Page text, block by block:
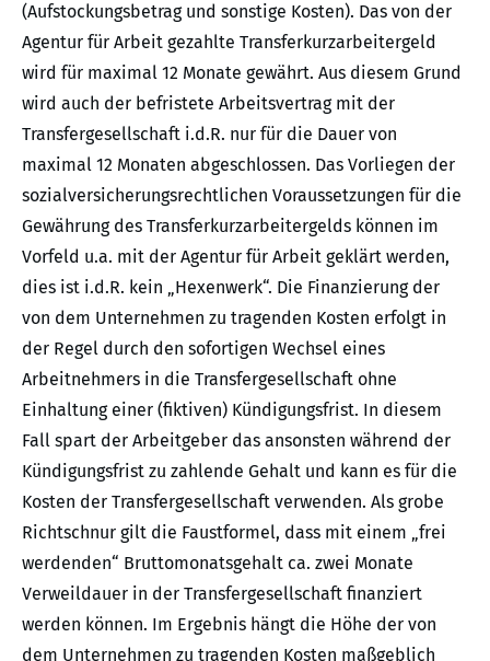
(Aufstockungsbetrag und sonstige Kosten). Das von der
Agentur für Arbeit gezahlte Transferkurzarbeitergeld
wird für maximal 12 Monate gewährt. Aus diesem Grund
wird auch der befristete Arbeitsvertrag mit der
Transfergesellschaft i.d.R. nur für die Dauer von
maximal 12 Monaten abgeschlossen. Das Vorliegen der
sozialversicherungsrechtlichen Voraussetzungen für die
Gewährung des Transferkurzarbeitergelds können im
Vorfeld u.a. mit der Agentur für Arbeit geklärt werden,
dies ist i.d.R. kein „Hexenwerk“. Die Finanzierung der
von dem Unternehmen zu tragenden Kosten erfolgt in
der Regel durch den sofortigen Wechsel eines
Arbeitnehmers in die Transfergesellschaft ohne
Einhaltung einer (fiktiven) Kündigungsfrist. In diesem
Fall spart der Arbeitgeber das ansonsten während der
Kündigungsfrist zu zahlende Gehalt und kann es für die
Kosten der Transfergesellschaft verwenden. Als grobe
Richtschnur gilt die Faustformel, dass mit einem „frei
werdenden“ Bruttomonatsgehalt ca. zwei Monate
Verweildauer in der Transfergesellschaft finanziert
werden können. Im Ergebnis hängt die Höhe der von
dem Unternehmen zu tragenden Kosten maßgeblich